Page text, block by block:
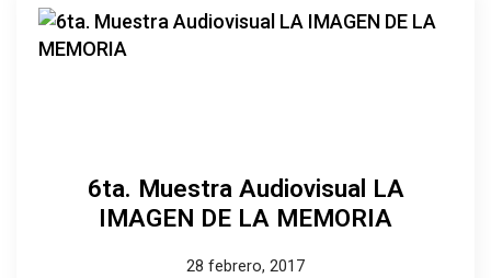
6ta. Muestra Audiovisual LA
IMAGEN DE LA MEMORIA
28 febrero, 2017